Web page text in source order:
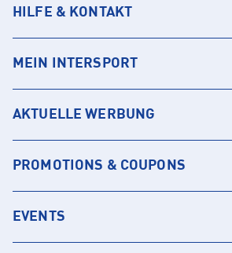
HILFE & KONTAKT
MEIN INTERSPORT
AKTUELLE WERBUNG
PROMOTIONS & COUPONS
EVENTS